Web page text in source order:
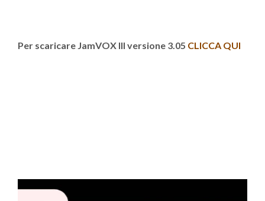
Per scaricare JamVOX III versione 3.05 CLICCA QUI